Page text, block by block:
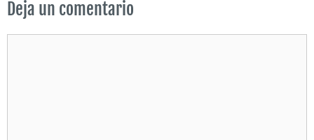
Deja un comentario